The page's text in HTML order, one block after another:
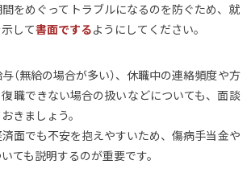
をめぐってトラブルになるのを防ぐため、就
して書面でするようにしてください。
（無給の場合が多い）、休職中の連絡頻度や方
職できない場合の扱いなどについても、面談
きましょう。
面でも不安を抱えやすいため、傷病手当金や
ても説明するのが重要です。